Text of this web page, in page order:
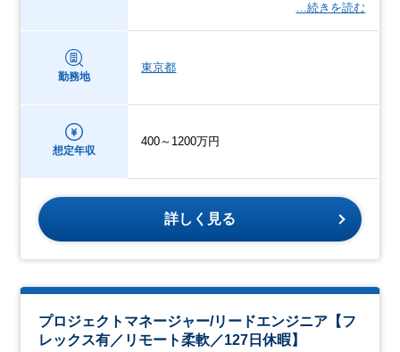
…続きを読む
勤務地
東京都
想定年収
400～1200万円
詳しく見る
プロジェクトマネージャー/リードエンジニア【フ
レックス有／リモート柔軟／127日休暇】